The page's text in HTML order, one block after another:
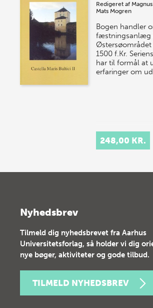
Redigeret af
Mats Mogren
Bogen handler
fæstningsanlæg
1500 f.Kr.
har til formål at
erfaringer om
248,00 KR.
Nyhedsbrev
Tilmeld dig nyhedsbrevet fra Aarhus
Universitetsforlag, så holder vi dig
nye bøger, aktiviteter og gode tilbud.
TILMELD NYHEDSBREV